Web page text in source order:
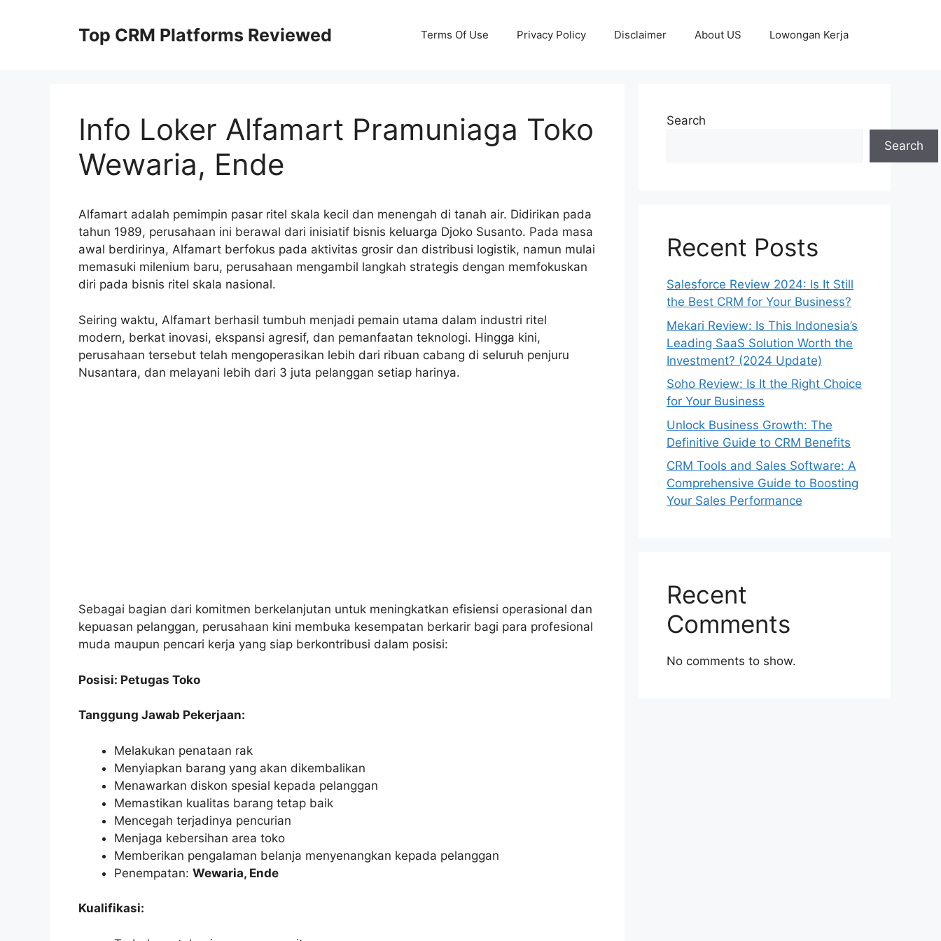
Top CRM Platforms Reviewed Terms Of Use Privacy Policy Disclaimer About US Lowongan Kerja
Info Loker Alfamart Pramuniaga Toko
Wewaria, Ende
Alfamart adalah pemimpin pasar ritel skala kecil dan menengah di tanah air. Didirikan pada
tahun 1989, perusahaan ini berawal dari inisiatif bisnis keluarga Djoko Susanto. Pada masa
awal berdirinya, Alfamart berfokus pada aktivitas grosir dan distribusi logistik, namun mulai
memasuki milenium baru, perusahaan mengambil langkah strategis dengan memfokuskan
diri pada bisnis ritel skala nasional.
Seiring waktu, Alfamart berhasil tumbuh menjadi pemain utama dalam industri ritel
modern, berkat inovasi, ekspansi agresif, dan pemanfaatan teknologi. Hingga kini,
perusahaan tersebut telah mengoperasikan lebih dari ribuan cabang di seluruh penjuru
Nusantara, dan melayani lebih dari 3 juta pelanggan setiap harinya.
Sebagai bagian dari komitmen berkelanjutan untuk meningkatkan efisiensi operasional dan
kepuasan pelanggan, perusahaan kini membuka kesempatan berkarir bagi para profesional
muda maupun pencari kerja yang siap berkontribusi dalam posisi:
Posisi: Petugas Toko
Tanggung Jawab Pekerjaan:
Melakukan penataan rak
Menyiapkan barang yang akan dikembalikan
Menawarkan diskon spesial kepada pelanggan
Memastikan kualitas barang tetap baik
Mencegah terjadinya pencurian
Menjaga kebersihan area toko
Memberikan pengalaman belanja menyenangkan kepada pelanggan
Penempatan: Wewaria, Ende
Kualifikasi:
Search
Search
Recent Posts
Salesforce Review 2024: Is It Still
the Best CRM for Your Business?
Mekari Review: Is This Indonesia’s
Leading SaaS Solution Worth the
Investment? (2024 Update)
Soho Review: Is It the Right Choice
for Your Business
Unlock Business Growth: The
Definitive Guide to CRM Benefits
CRM Tools and Sales Software: A
Comprehensive Guide to Boosting
Your Sales Performance
Recent
Comments
No comments to show.